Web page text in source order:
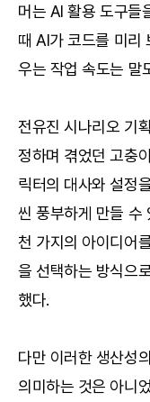
머는 AI 활용 도구들
때 AI가 코드를 미리
우는 작업 속도는 말
전유진 시나리오 기
정하며 겪었던 고충
릭터의 대사와 설정
씬 풍부하게 만들 수
천 가지의 아이디어
을 선택하는 방식으
했다.
다만 이러한 생산성
의미하는 것은 아니